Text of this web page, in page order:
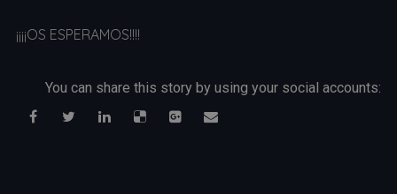
¡¡¡¡OS ESPERAMOS!!!!
You can share this story by using your social accounts: